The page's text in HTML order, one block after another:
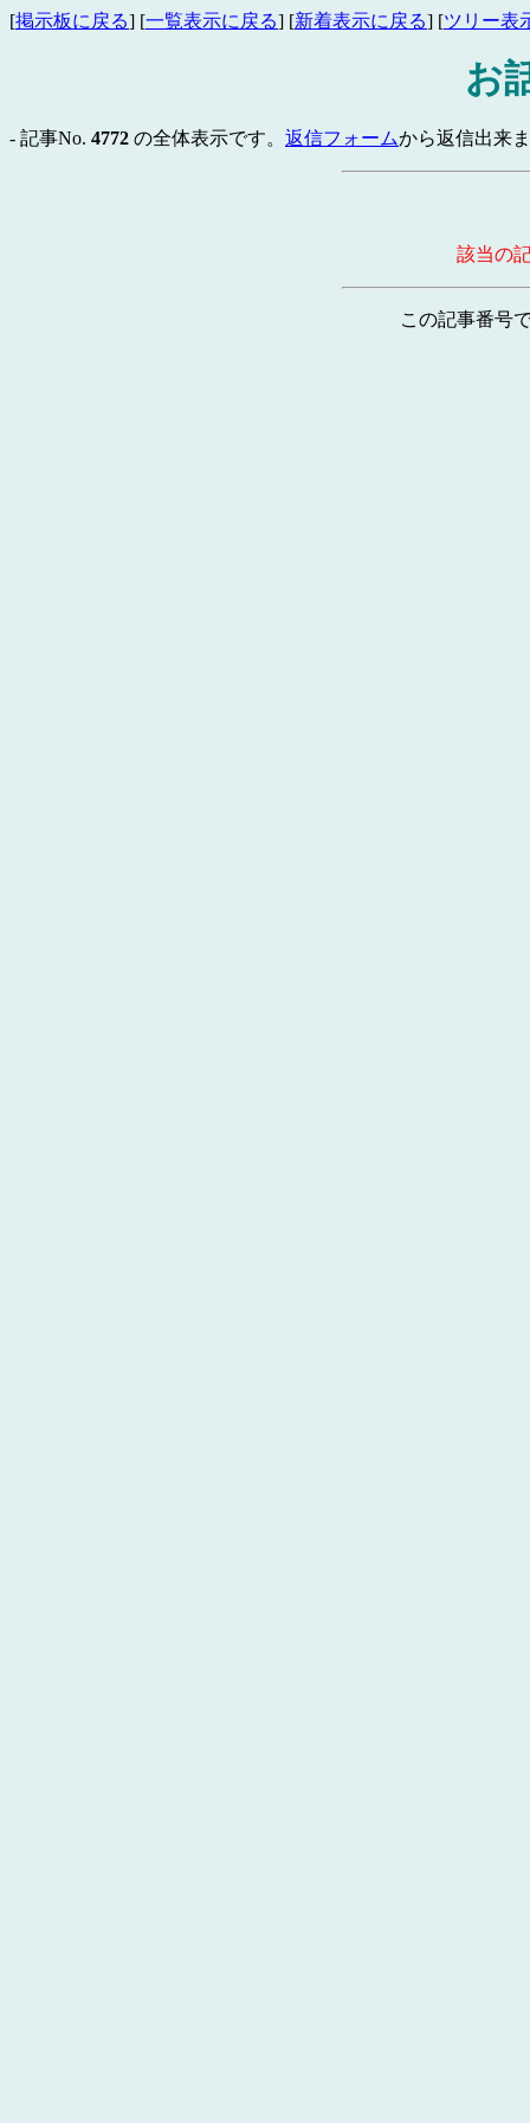
[掲示板に戻る] [一覧表示に戻る] [新着表示に戻る] [ツリー表
お
- 記事No. 4772 の全体表示です。 返信フォームから返信出来
該当の
この記事番号